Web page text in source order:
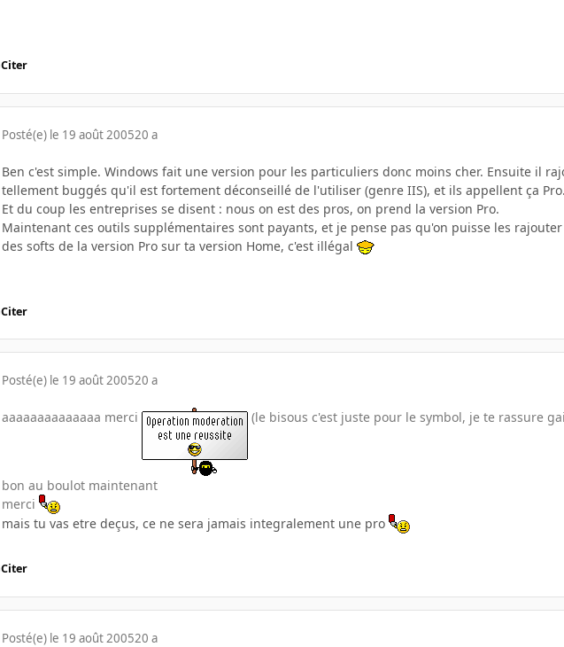
Citer
Posté(e) le 19 août 200520 a
Ben c'est simple. Windows fait une version pour les particuliers donc moins cher. Ensuite il
tellement buggés qu'il est fortement déconseillé de l'utiliser (genre IIS), et ils appellent ça Pro.
Et du coup les entreprises se disent : nous on est des pros, on prend la version Pro.
Maintenant ces outils supplémentaires sont payants, et je pense pas qu'on puisse les
des softs de la version Pro sur ta version Home, c'est illégal
Citer
Posté(e) le 19 août 200520 a
aaaaaaaaaaaaaa merci (le bisous c'est juste pour le symbol, je te rassure
bon au boulot maintenant
merci
mais tu vas etre deçus, ce ne sera jamais integralement une pro
Citer
Posté(e) le 19 août 200520 a